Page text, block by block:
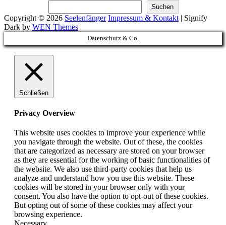
Suchen
Copyright © 2026 Seelenfänger Impressum & Kontakt | Signify
Dark by WEN Themes
Scroll
Up
Datenschutz & Co.
Schließen
Privacy Overview
This website uses cookies to improve your experience while
you navigate through the website. Out of these, the cookies
that are categorized as necessary are stored on your browser
as they are essential for the working of basic functionalities of
the website. We also use third-party cookies that help us
analyze and understand how you use this website. These
cookies will be stored in your browser only with your
consent. You also have the option to opt-out of these cookies.
But opting out of some of these cookies may affect your
browsing experience.